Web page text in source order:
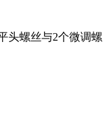
头螺丝与2个微调螺